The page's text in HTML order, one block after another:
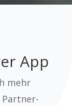
App
mehr
Partner-